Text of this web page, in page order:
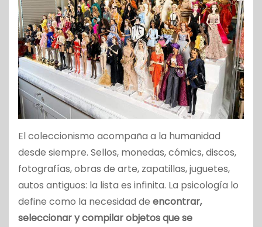
El coleccionismo acompaña a la humanidad
desde siempre. Sellos, monedas, cómics, discos,
fotografías, obras de arte, zapatillas, juguetes,
autos antiguos: la lista es infinita. La psicología lo
define como la necesidad de encontrar,
seleccionar y compilar objetos que se